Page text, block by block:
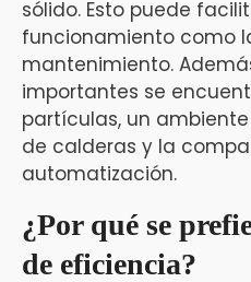
sólido. Esto puede
funcionamiento como
mantenimiento.
importantes se
partículas, un
de calderas y la
automatización.
¿Por qué se
de eficiencia?